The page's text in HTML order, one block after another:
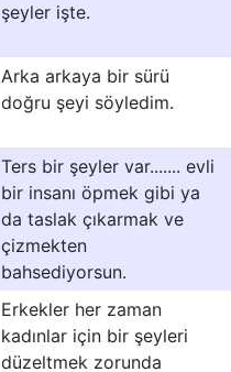
şeyler işte.
Arka arkaya bir sürü
doğru şeyi söyledim.
Ters bir şeyler var....... evli
bir insanı öpmek gibi ya
da taslak çıkarmak ve
çizmekten
bahsediyorsun.
Erkekler her zaman
kadınlar için bir şeyleri
düzeltmek zorunda